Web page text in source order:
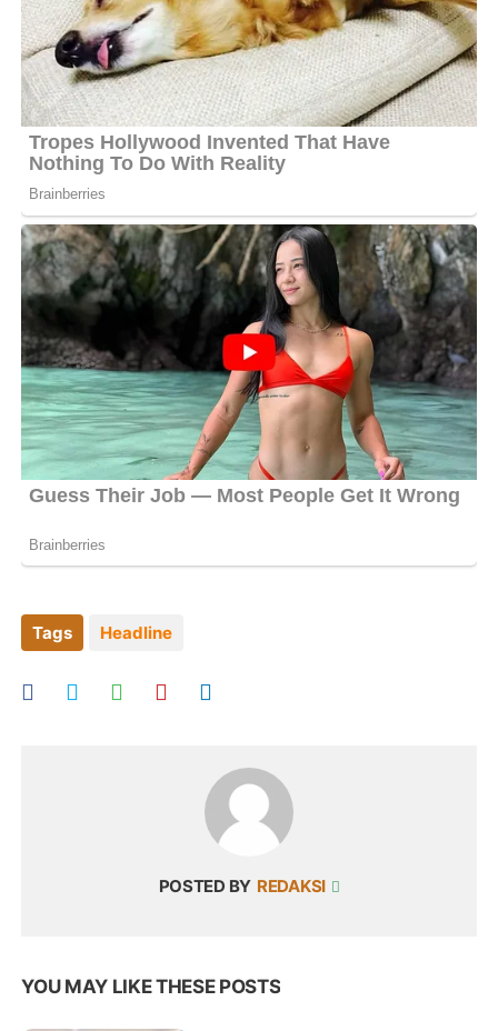
Tags Headline
POSTED BY REDAKSI
YOU MAY LIKE THESE POSTS